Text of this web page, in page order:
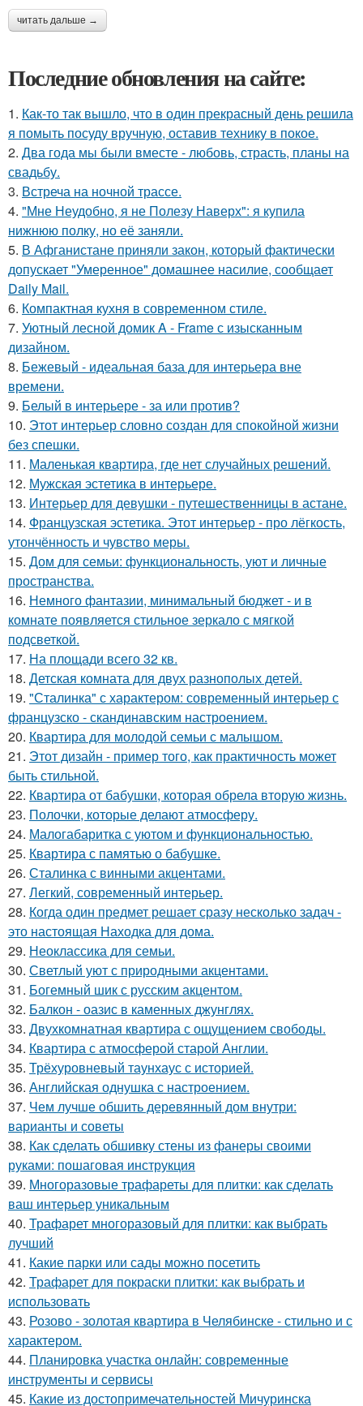
читать дальше →
Последние обновления на сайте:
1. Как-то так вышло, что в один прекрасный день решила
я помыть посуду вручную, оставив технику в покое.
2. Два года мы были вместе - любовь, страсть, планы на
свадьбу.
3. Встреча на ночной трассе.
4. "Мне Неудобно, я не Полезу Наверх": я купила
нижнюю полку, но её заняли.
5. В Афганистане приняли закон, который фактически
допускает "Умеренное" домашнее насилие, сообщает
Daily Mail.
6. Компактная кухня в современном стиле.
7. Уютный лесной домик A - Frame с изысканным
дизайном.
8. Бежевый - идеальная база для интерьера вне
времени.
9. Белый в интерьере - за или против?
10. Этот интерьер словно создан для спокойной жизни
без спешки.
11. Маленькая квартира, где нет случайных решений.
12. Мужская эстетика в интерьере.
13. Интерьер для девушки - путешественницы в астане.
14. Французская эстетика. Этот интерьер - про лёгкость,
утончённость и чувство меры.
15. Дом для семьи: функциональность, уют и личные
пространства.
16. Немного фантазии, минимальный бюджет - и в
комнате появляется стильное зеркало с мягкой
подсветкой.
17. На площади всего 32 кв.
18. Детская комната для двух разнополых детей.
19. "Сталинка" с характером: современный интерьер с
французско - скандинавским настроением.
20. Квартира для молодой семьи с малышом.
21. Этот дизайн - пример того, как практичность может
быть стильной.
22. Квартира от бабушки, которая обрела вторую жизнь.
23. Полочки, которые делают атмосферу.
24. Малогабаритка с уютом и функциональностью.
25. Квартира с памятью о бабушке.
26. Сталинка с винными акцентами.
27. Легкий, современный интерьер.
28. Когда один предмет решает сразу несколько задач -
это настоящая Находка для дома.
29. Неоклассика для семьи.
30. Светлый уют с природными акцентами.
31. Богемный шик с русским акцентом.
32. Балкон - оазис в каменных джунглях.
33. Двухкомнатная квартира с ощущением свободы.
34. Квартира с атмосферой старой Англии.
35. Трёхуровневый таунхаус с историей.
36. Английская однушка с настроением.
37. Чем лучше обшить деревянный дом внутри:
варианты и советы
38. Как сделать обшивку стены из фанеры своими
руками: пошаговая инструкция
39. Многоразовые трафареты для плитки: как сделать
ваш интерьер уникальным
40. Трафарет многоразовый для плитки: как выбрать
лучший
41. Какие парки или сады можно посетить
42. Трафарет для покраски плитки: как выбрать и
использовать
43. Розово - золотая квартира в Челябинске - стильно и с
характером.
44. Планировка участка онлайн: современные
инструменты и сервисы
45. Какие из достопримечательностей Мичуринска